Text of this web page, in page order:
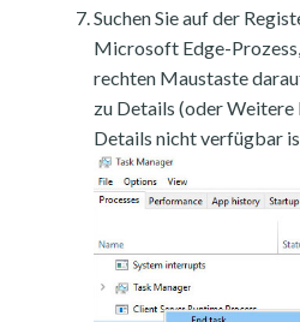
Suchen Sie auf der
Microsoft Edge-
rechten Maustaste
zu Details (oder Weitere
Details nicht verfügbar